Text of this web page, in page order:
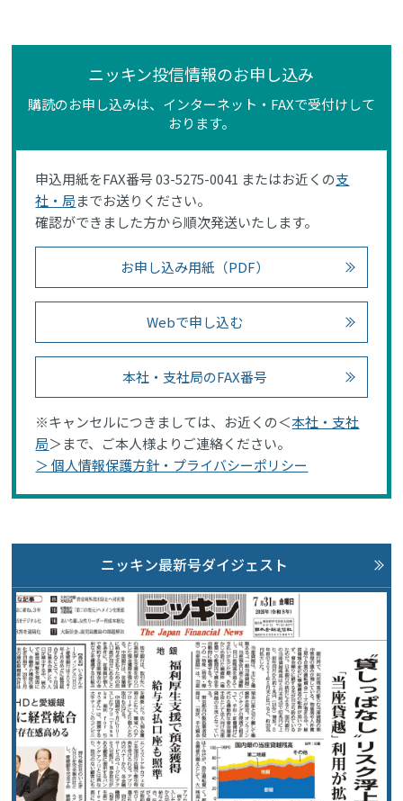
ニッキン投信情報のお申し込み
購読のお申し込みは、インターネット・FAXで受付けして
おります。
申込用紙をFAX番号 03-5275-0041 またはお近くの支
社・局までお送りください。
確認ができました方から順次発送いたします。
お申し込み用紙（PDF）
Webで申し込む
本社・支社局のFAX番号
※キャンセルにつきましては、お近くの＜本社・支社
局＞まで、ご本人様よりご連絡ください。
＞ 個人情報保護方針・プライバシーポリシー
ニッキン最新号ダイジェスト